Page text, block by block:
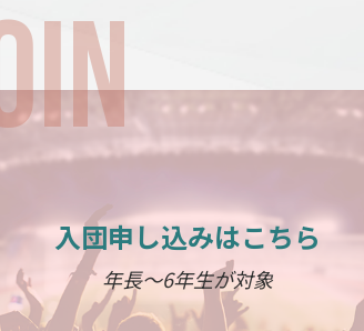
入団申し込みはこちら
年長～6年生が対象